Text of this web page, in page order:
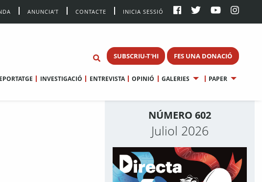
ANUNCIA’T CONTACTE INICIA SESSIÓ
SUBSCRIU-T'HI FES UNA DONACIÓ
INVESTIGACIÓ ENTREVISTA OPINIÓ GALERIES PAPER
NÚMERO 602
Juliol 2026